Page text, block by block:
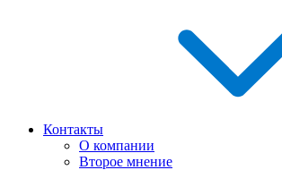
Контакты
О компании
Второе мнение